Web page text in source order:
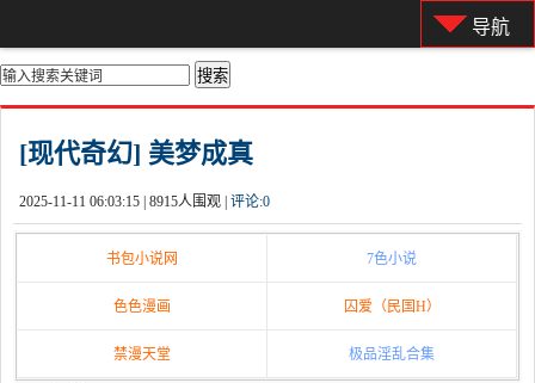
导航
你的位置： 首页>都市激情
[现代奇幻] 美梦成真
2025-11-11 06:03:15 | 8915人围观 | 评论:0
书包小说网 7色小说
色色漫画 囚爱（民国H）
禁漫天堂 极品淫乱合集